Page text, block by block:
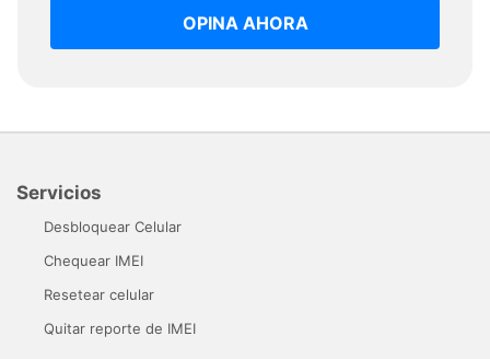
OPINA AHORA
Servicios
Desbloquear Celular
Chequear IMEI
Resetear celular
Quitar reporte de IMEI